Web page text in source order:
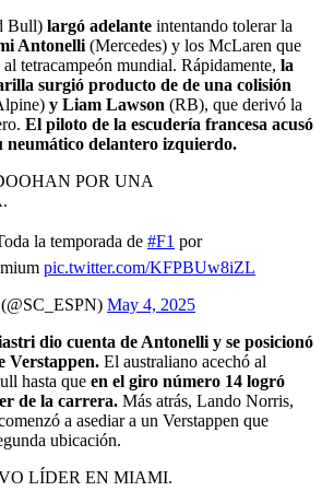
Bull) largó adelante intentando tolerar la
Antonelli (Mercedes) y los McLaren que
tetracampeón mundial. Rápidamente, la
surgió producto de de una colisión
y Liam Lawson (RB), que derivó la
El piloto de la escudería francesa acusó
neumático delantero izquierdo.
POR UNA
la temporada de #F1 por
pic.twitter.com/KFPBUw8iZL
May 4, 2025
dio cuenta de Antonelli y se posicionó
Verstappen. El australiano acechó al
hasta que en el giro número 14 logró
de la carrera. Más atrás, Lando Norris,
a asediar a un Verstappen que
ubicación.
LÍDER EN MIAMI.